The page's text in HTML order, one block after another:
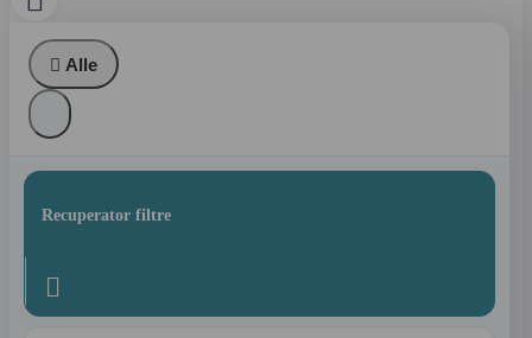
 Alle
Recuperator filtre
